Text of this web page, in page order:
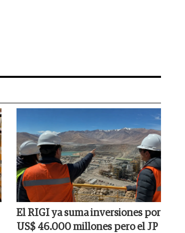
El RIGI ya suma inversiones por
US$ 46.000 millones pero el JP